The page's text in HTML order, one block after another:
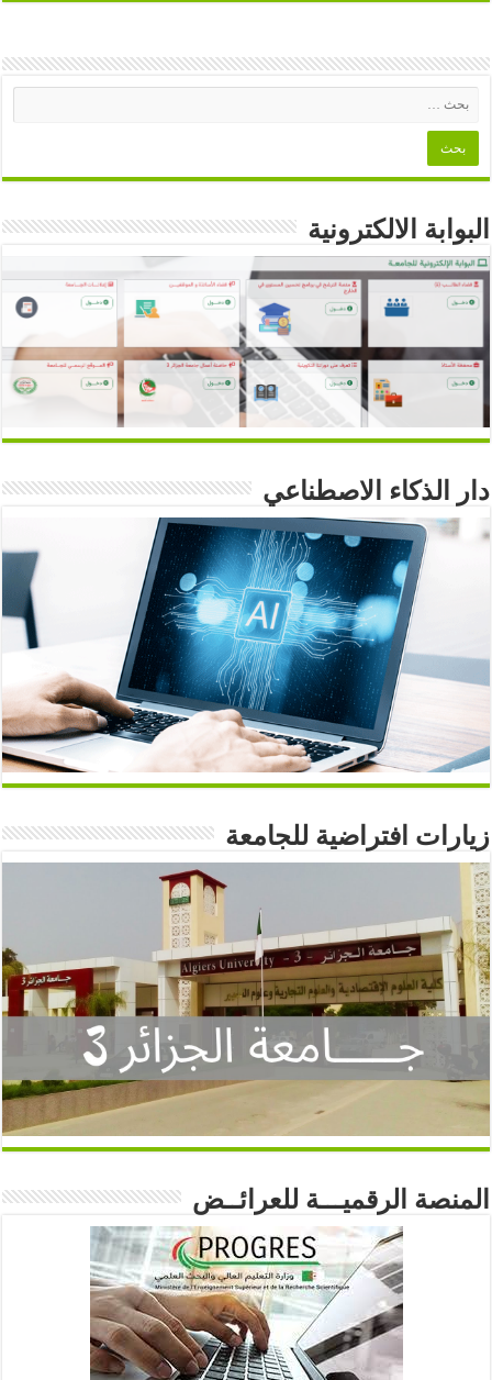
البوابة الالكترونية
دار الذكاء الاصطناعي
زيارات افتراضية للجامعة
المنصة الرقميـــة للعرائــض